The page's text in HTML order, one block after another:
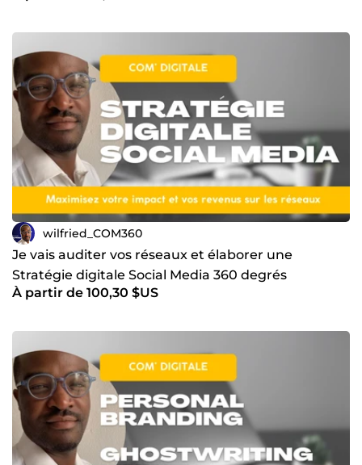
wilfried_COM360
Je vais auditer vos réseaux et élaborer une
Stratégie digitale Social Media 360 degrés
À partir de 100,30 $US